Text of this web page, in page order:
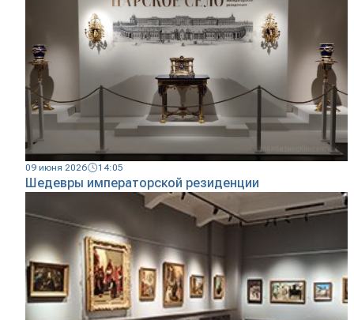
09 июня 2026 14:05
Шедевры императорской резиденции